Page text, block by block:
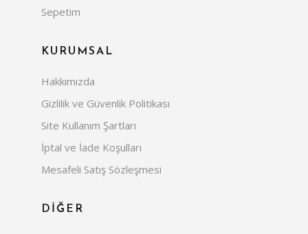
Sepetim
KURUMSAL
Hakkımızda
Gizlilik ve Güvenlik Politikası
Site Kullanım Şartları
İptal ve İade Koşulları
Mesafeli Satış Sözleşmesi
DİĞER